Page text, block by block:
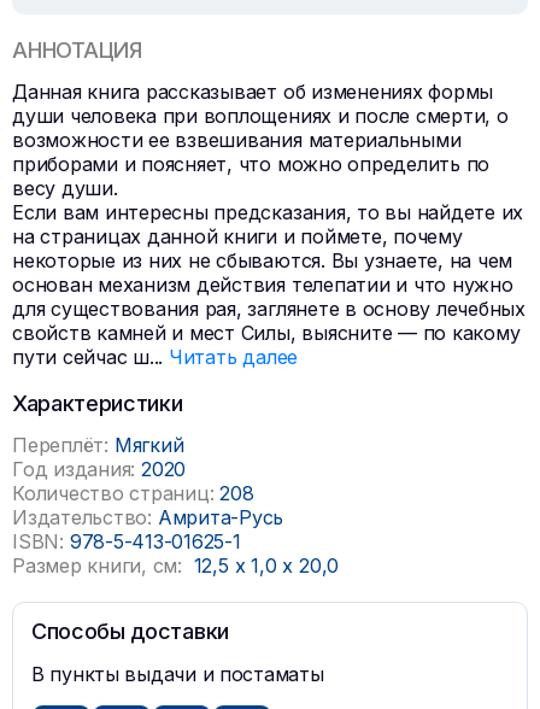
АННОТАЦИЯ
Данная книга рассказывает об изменениях формы
души человека при воплощениях и после смерти, о
возможности ее взвешивания материальными
приборами и поясняет, что можно определить по
весу души.
Если вам интересны предсказания, то вы найдете их
на страницах данной книги и поймете, почему
некоторые из них не сбываются. Вы узнаете, на чем
основан механизм действия телепатии и что нужно
для существования рая, заглянете в основу лечебных
свойств камней и мест Силы, выясните — по какому
пути сейчас ш... Читать далее
Характеристики
Переплёт: Мягкий
Год издания: 2020
Количество страниц: 208
Издательство: Амрита-Русь
ISBN: 978-5-413-01625-1
Размер книги, см: 12,5 x 1,0x 20,0
Способы доставки
В пункты выдачи и постаматы